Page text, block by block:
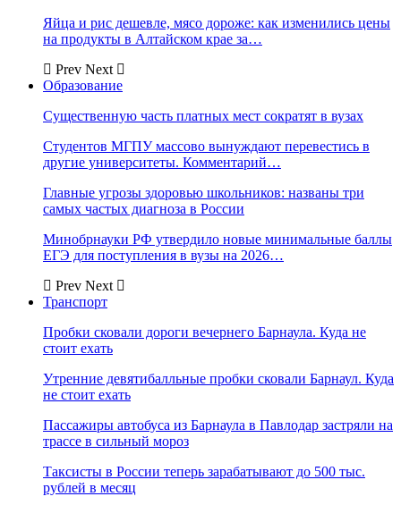
Яйца и рис дешевле, мясо дороже: как изменились цены
на продукты в Алтайском крае за…
Prev Next
Образование
Существенную часть платных мест сократят в вузах
Студентов МГПУ массово вынуждают перевестись в
другие университеты. Комментарий…
Главные угрозы здоровью школьников: названы три
самых частых диагноза в России
Минобрнауки РФ утвердило новые минимальные баллы
ЕГЭ для поступления в вузы на 2026…
Prev Next
Транспорт
Пробки сковали дороги вечернего Барнаула. Куда не
стоит ехать
Утренние девятибалльные пробки сковали Барнаул. Куда
не стоит ехать
Пассажиры автобуса из Барнаула в Павлодар застряли на
трассе в сильный мороз
Таксисты в России теперь зарабатывают до 500 тыс.
рублей в месяц